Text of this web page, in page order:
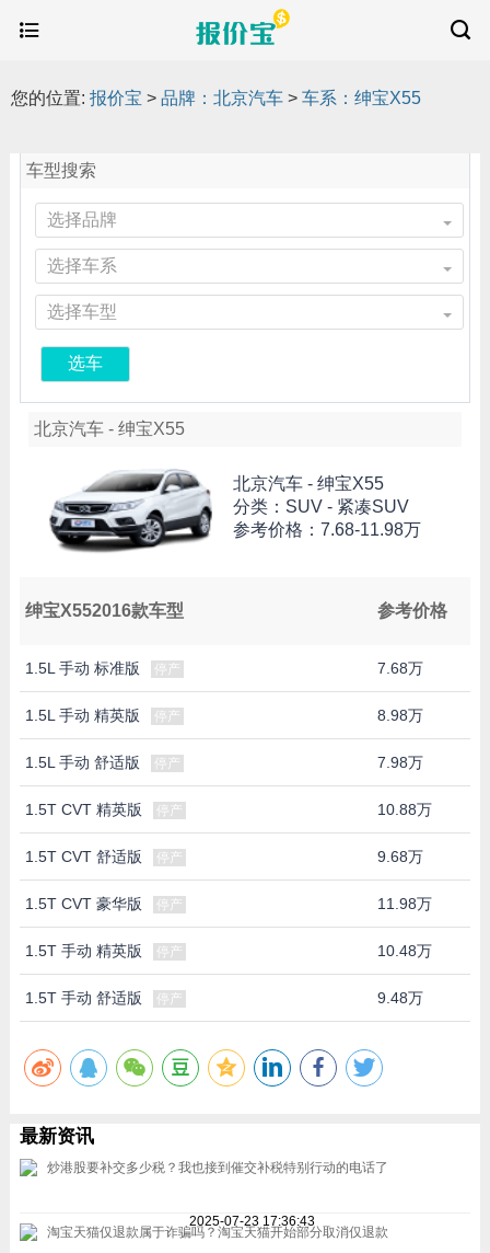
您的位置: 报价宝 > 品牌：北京汽车 > 车系：绅宝X55
车型搜索
选择品牌
选择车系
选择车型
选车
北京汽车 - 绅宝X55
北京汽车 - 绅宝X55
分类：SUV - 紧凑SUV
参考价格： 7.68-11.98万
绅宝X552016款车型 参考价格
1.5L 手动 标准版 停产 7.68万
1.5L 手动 精英版 停产 8.98万
1.5L 手动 舒适版 停产 7.98万
1.5T CVT 精英版 停产 10.88万
1.5T CVT 舒适版 停产 9.68万
1.5T CVT 豪华版 停产 11.98万
1.5T 手动 精英版 停产 10.48万
1.5T 手动 舒适版 停产 9.48万
最新资讯
炒港股要补交多少税？我也接到催交补税特别行动的电话了
2025-07-23 17:36:43
淘宝天猫仅退款属于诈骗吗？淘宝天猫开始部分取消仅退款